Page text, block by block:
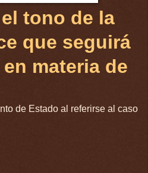
tono de la
que seguirá
materia de
de Estado al referirse al caso